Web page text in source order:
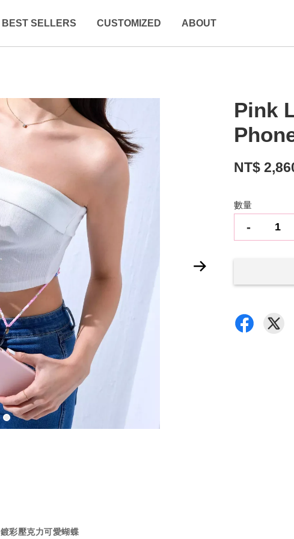
BEST SELLERS CUSTOMIZED ABOUT
Pink
NT$
數量
-
鍍彩壓克力可愛蝴蝶